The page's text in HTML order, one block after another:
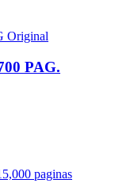
PAG.